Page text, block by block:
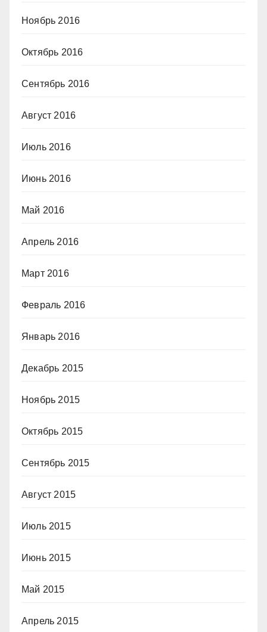
Ноябрь 2016
Октябрь 2016
Сентябрь 2016
Август 2016
Июль 2016
Июнь 2016
Май 2016
Апрель 2016
Март 2016
Февраль 2016
Январь 2016
Декабрь 2015
Ноябрь 2015
Октябрь 2015
Сентябрь 2015
Август 2015
Июль 2015
Июнь 2015
Май 2015
Апрель 2015